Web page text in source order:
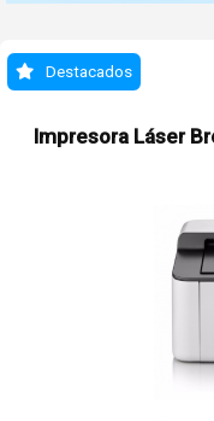
Destacados
Impresora Láser